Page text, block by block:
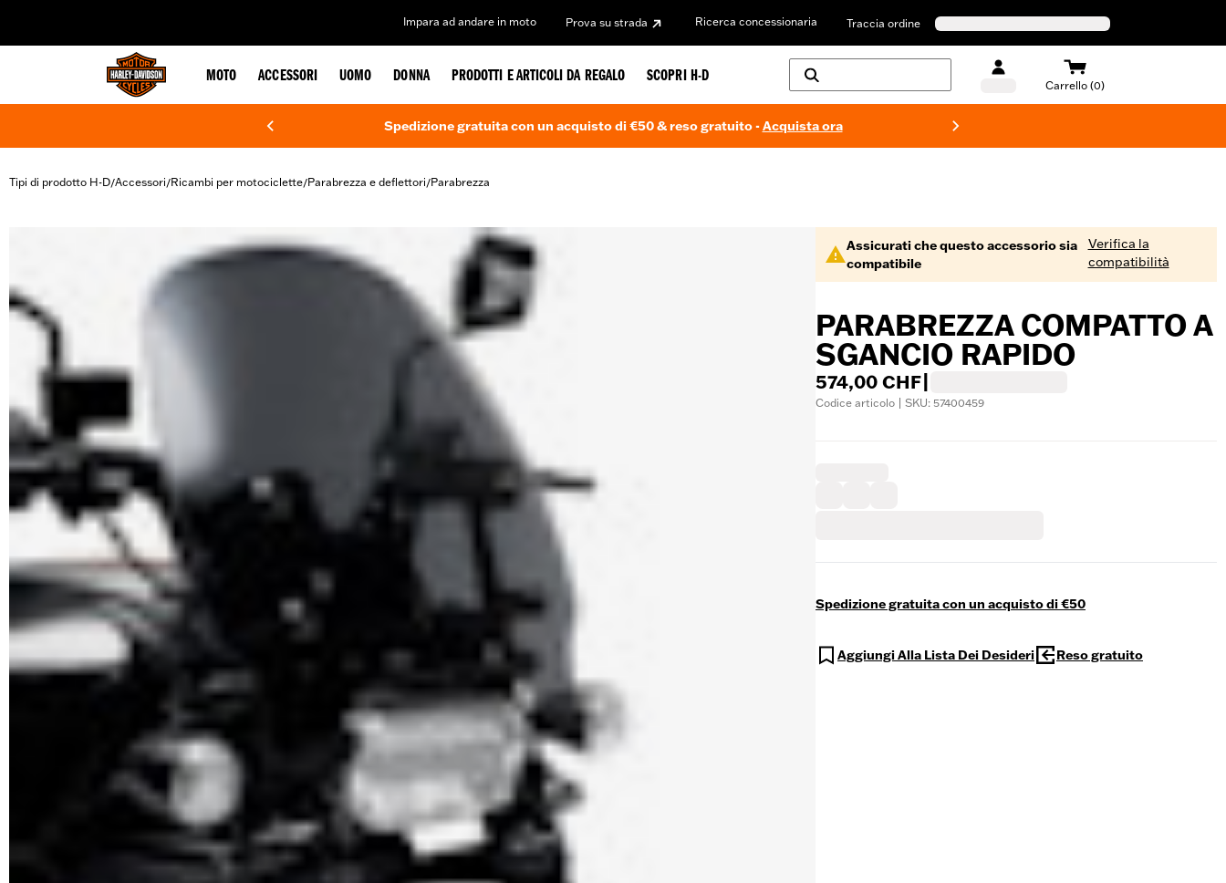
Impara ad andare in moto Prova su strada Ricerca concessionaria Traccia ordine
MOTO ACCESSORI UOMO DONNA PRODOTTI E ARTICOLI DA REGALO SCOPRI H-D
Carrello (0)
Spedizione gratuita con un acquisto di €50 & reso gratuito -Acquista ora
Tipi di prodotto H-D/Accessori/Ricambi per motociclette/Parabrezza e deflettori/Parabrezza
Assicurati che questo accessorio sia
compatibile
Verifica la
compatibilità
PARABREZZA COMPATTO A
SGANCIO RAPIDO
574,00 CHF
Codice articolo | SKU: 57400459
Spedizione gratuita con un acquisto di €50
Aggiungi Alla Lista Dei Desideri Reso gratuito